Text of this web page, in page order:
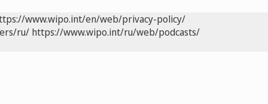
www.wipo.int/en/web/privacy-policy/
ru/ https://www.wipo.int/ru/web/podcasts/